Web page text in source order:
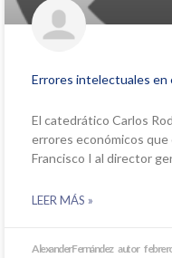
Errores intelectuales en
El catedrático Carlos
errores económicos que
Francisco I al director
LEER MÁS »
Alexander Fernández